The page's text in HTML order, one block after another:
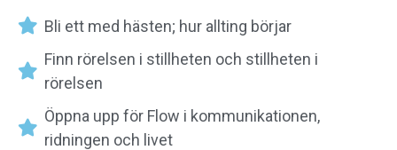
Bli ett med hästen; hur allting börjar
Finn rörelsen i stillheten och stillheten i
rörelsen
Öppna upp för Flow i kommunikationen,
ridningen och livet